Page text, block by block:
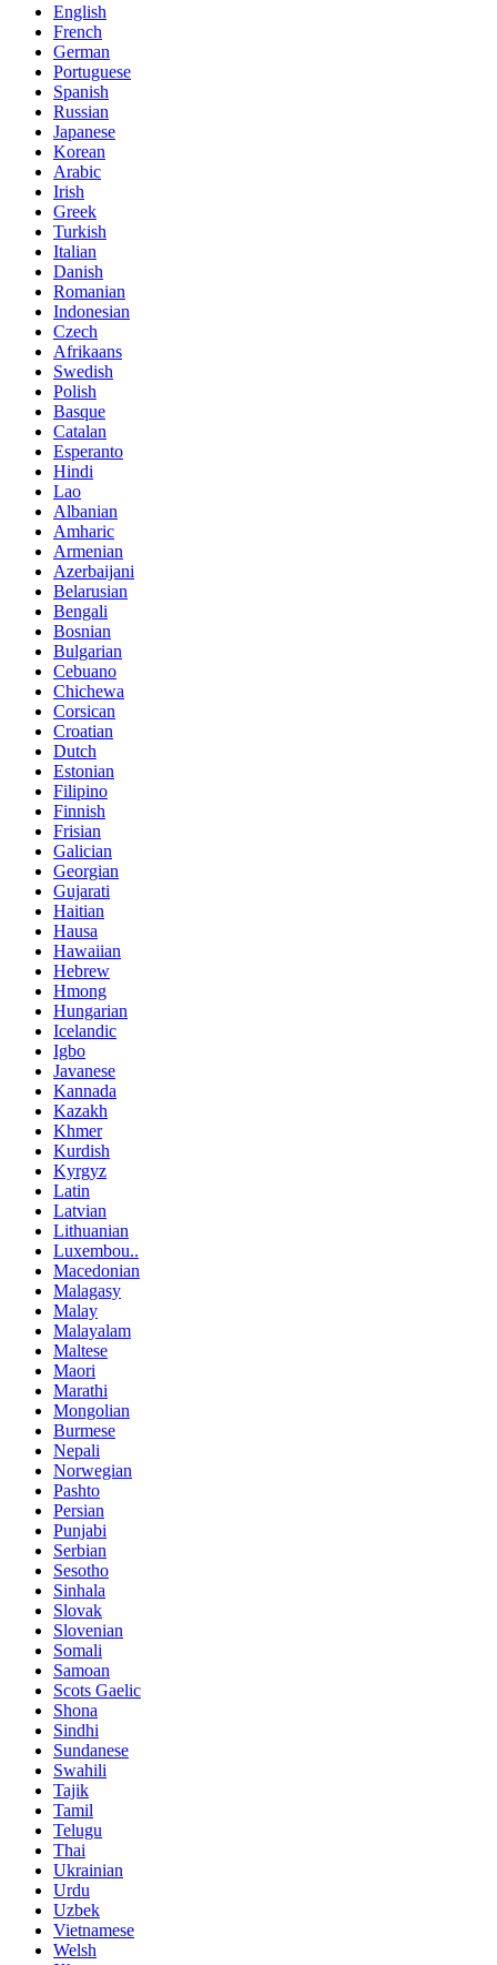
English
French
German
Portuguese
Spanish
Russian
Japanese
Korean
Arabic
Irish
Greek
Turkish
Italian
Danish
Romanian
Indonesian
Czech
Afrikaans
Swedish
Polish
Basque
Catalan
Esperanto
Hindi
Lao
Albanian
Amharic
Armenian
Azerbaijani
Belarusian
Bengali
Bosnian
Bulgarian
Cebuano
Chichewa
Corsican
Croatian
Dutch
Estonian
Filipino
Finnish
Frisian
Galician
Georgian
Gujarati
Haitian
Hausa
Hawaiian
Hebrew
Hmong
Hungarian
Icelandic
Igbo
Javanese
Kannada
Kazakh
Khmer
Kurdish
Kyrgyz
Latin
Latvian
Lithuanian
Luxembou..
Macedonian
Malagasy
Malay
Malayalam
Maltese
Maori
Marathi
Mongolian
Burmese
Nepali
Norwegian
Pashto
Persian
Punjabi
Serbian
Sesotho
Sinhala
Slovak
Slovenian
Somali
Samoan
Scots Gaelic
Shona
Sindhi
Sundanese
Swahili
Tajik
Tamil
Telugu
Thai
Ukrainian
Urdu
Uzbek
Vietnamese
Welsh